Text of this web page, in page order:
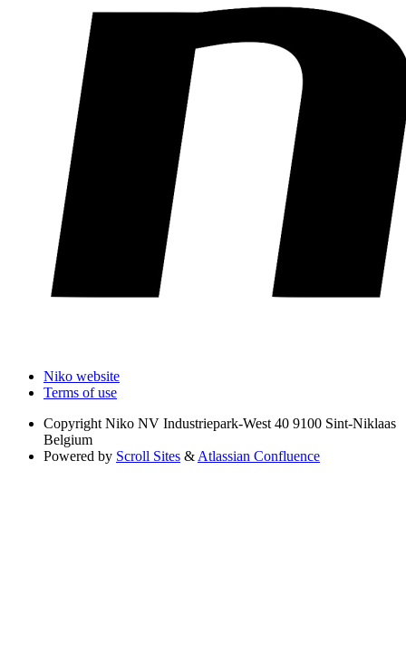
Niko website
Terms of use
Copyright Niko NV Industriepark-West 40 9100 Sint-Niklaas
Belgium
Powered by Scroll Sites & Atlassian Confluence